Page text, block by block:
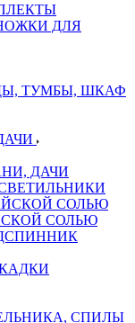
ДЛЯ
ТУМБЫ, ШКАФ
ДАЧИ
СОЛЬЮ
СОЛЬЮ
СПИЛЫ